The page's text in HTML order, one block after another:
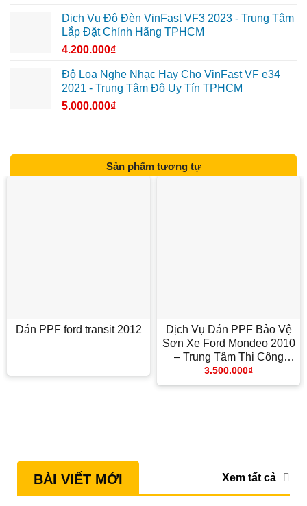
Dịch Vụ Độ Đèn VinFast VF3 2023 - Trung Tâm
Lắp Đặt Chính Hãng TPHCM
4.200.000₫
Độ Loa Nghe Nhạc Hay Cho VinFast VF e34
2021 - Trung Tâm Độ Uy Tín TPHCM
5.000.000₫
Sản phẩm tương tự
Dán PPF ford transit 2012
Dịch Vụ Dán PPF Bảo Vệ
Sơn Xe Ford Mondeo 2010
– Trung Tâm Thi Công
Chính Hãng TPHCM
3.500.000₫
BÀI VIẾT MỚI Xem tất cả